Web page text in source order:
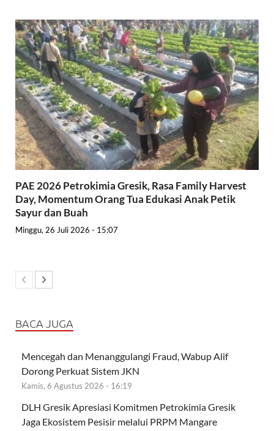
PAE 2026 Petrokimia Gresik, Rasa Family Harvest
Day, Momentum Orang Tua Edukasi Anak Petik
Sayur dan Buah
Minggu, 26 Juli 2026 - 15:07
BACA JUGA
Mencegah dan Menanggulangi Fraud, Wabup Alif
Dorong Perkuat Sistem JKN
Kamis, 6 Agustus 2026 - 16:19
DLH Gresik Apresiasi Komitmen Petrokimia Gresik
Jaga Ekosistem Pesisir melalui PRPM Mangare